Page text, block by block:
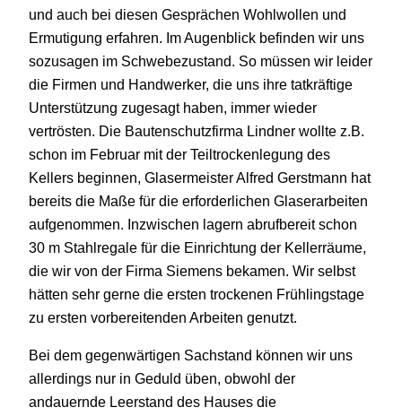
und auch bei diesen Gesprächen Wohlwollen und
Ermutigung erfahren. Im Augenblick befinden wir uns
sozusagen im Schwebezustand. So müssen wir leider
die Firmen und Handwerker, die uns ihre tatkräftige
Unterstützung zugesagt haben, immer wieder
vertrösten. Die Bautenschutzfirma Lindner wollte z.B.
schon im Februar mit der Teiltrockenlegung des
Kellers beginnen, Glasermeister Alfred Gerstmann hat
bereits die Maße für die erforderlichen Glaserarbeiten
aufgenommen. Inzwischen lagern abrufbereit schon
30 m Stahlregale für die Einrichtung der Kellerräume,
die wir von der Firma Siemens bekamen. Wir selbst
hätten sehr gerne die ersten trockenen Frühlingstage
zu ersten vorbereitenden Arbeiten genutzt.
Bei dem gegenwärtigen Sachstand können wir uns
allerdings nur in Geduld üben, obwohl der
andauernde Leerstand des Hauses die